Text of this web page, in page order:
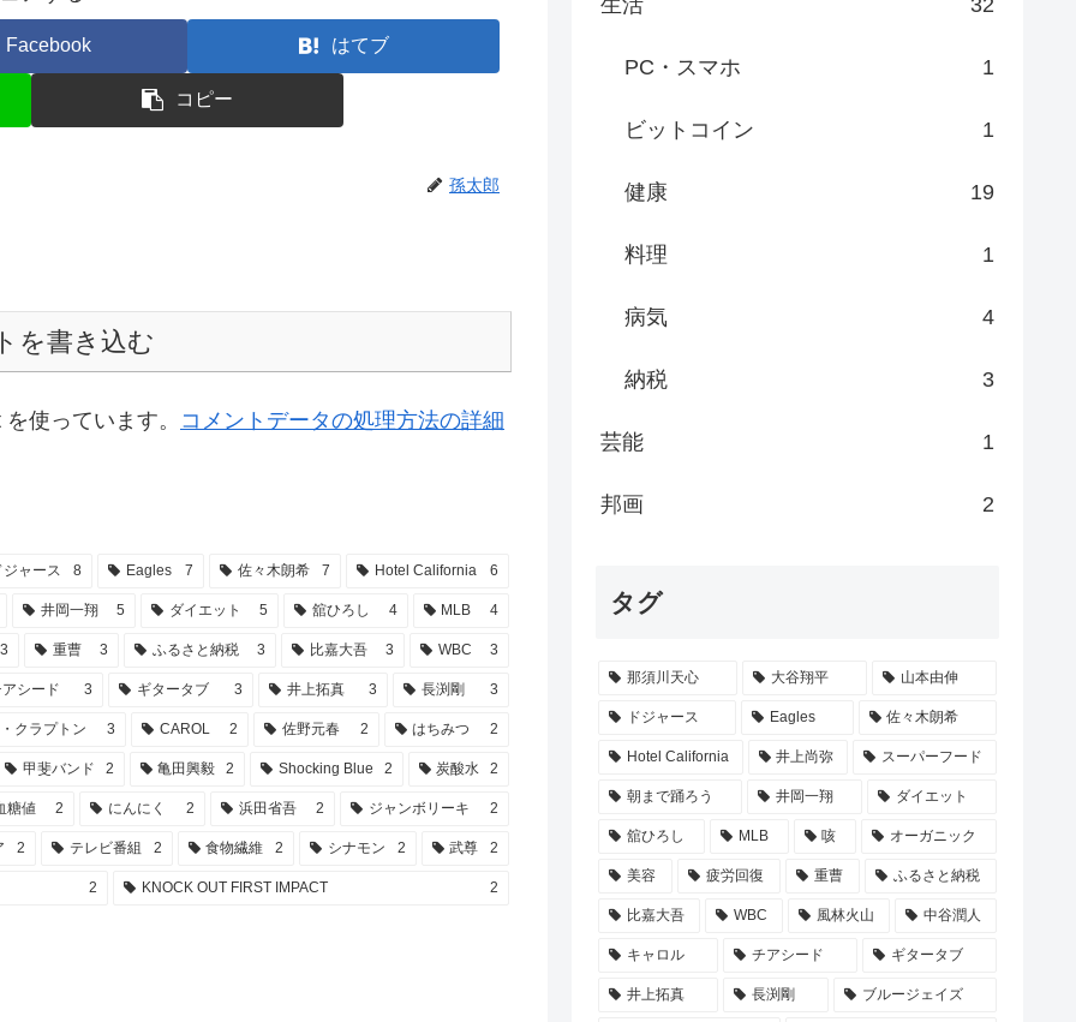
Facebook はてブ
コピー
孫太郎
を書き込む
使っています。 コメントデータの処理方法の詳細
ジャース 8 Eagles 7 佐々木朗希 7 Hotel California 6
井岡一翔 5 ダイエット 5 舘ひろし 4 MLB 4
3 重曹 3 ふるさと納税 3 比嘉大吾 3 WBC 3
シード 3 ギタータブ 3 井上拓真 3 長渕剛 3
クラプトン 3 CAROL 2 佐野元春 2 はちみつ 2
甲斐バンド 2 亀田興毅 2 Shocking Blue 2 炭酸水 2
糖値 2 にんにく 2 浜田省吾 2 ジャンボリーキ 2
2 テレビ番組 2 食物繊維 2 シナモン 2 武尊 2
2 KNOCK OUT FIRST IMPACT 2
PC・スマホ 1
ビットコイン 1
健康 19
料理 1
病気 4
納税 3
芸能 1
邦画 2
タグ
那須川天心 大谷翔平 山本由伸
ドジャース Eagles 佐々木朗希
Hotel California 井上尚弥 スーパーフード
朝まで踊ろう 井岡一翔 ダイエット
舘ひろし MLB 咳 オーガニック
美容 疲労回復 重曹 ふるさと納税
比嘉大吾 WBC 風林火山 中谷潤人
キャロル チアシード ギタータブ
井上拓真 長渕剛 ブルージェイズ